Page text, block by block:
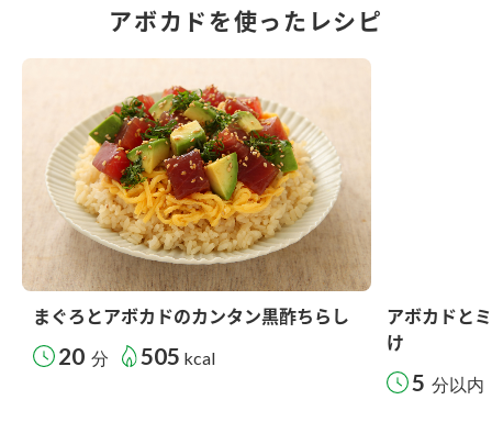
アボカドを使ったレシピ
まぐろとアボカドのカンタン黒酢ちらし
20 分 505 kcal
アボカドと
け
5 分以内